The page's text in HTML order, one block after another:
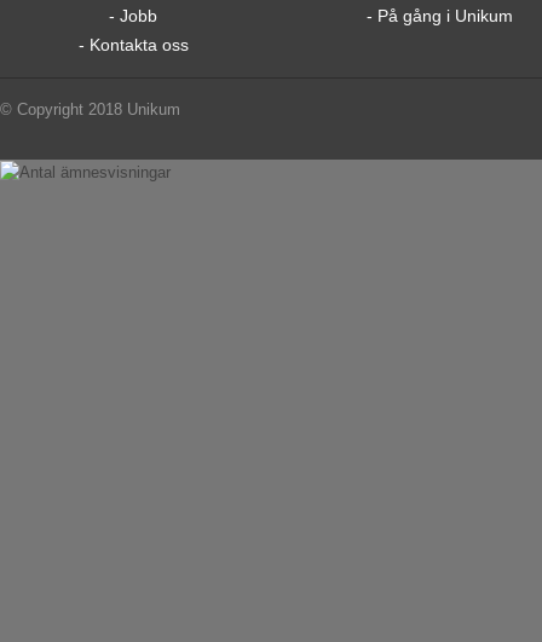
- Jobb
- Kontakta oss
- På gång i Unikum
© Copyright 2018 Unikum